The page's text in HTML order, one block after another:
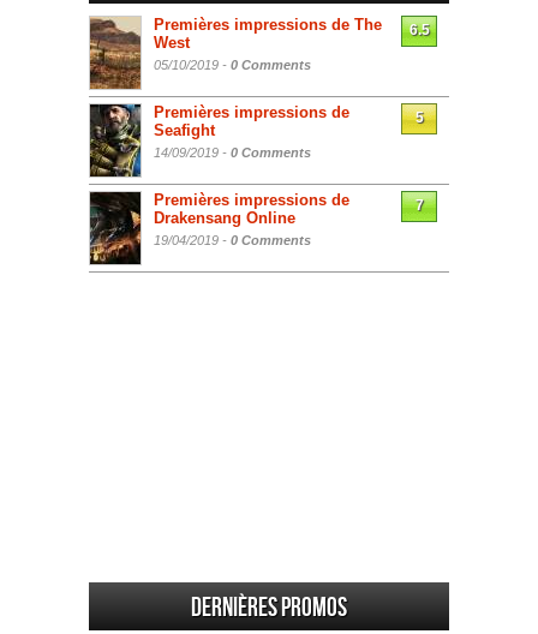
Premières impressions de The
West
05/10/2019 - 0 Comments
6.5
Premières impressions de
Seafight
14/09/2019 - 0 Comments
5
Premières impressions de
Drakensang Online
19/04/2019 - 0 Comments
7
Dernières promos